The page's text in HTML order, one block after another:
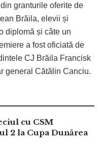
granturile oferite de
Brăila, elevii și
diplomă și câte un
a fost oficiată de
CJ Brăila Francisk
general Cătălin Canciu.
cu CSM
2 la Cupa Dunărea